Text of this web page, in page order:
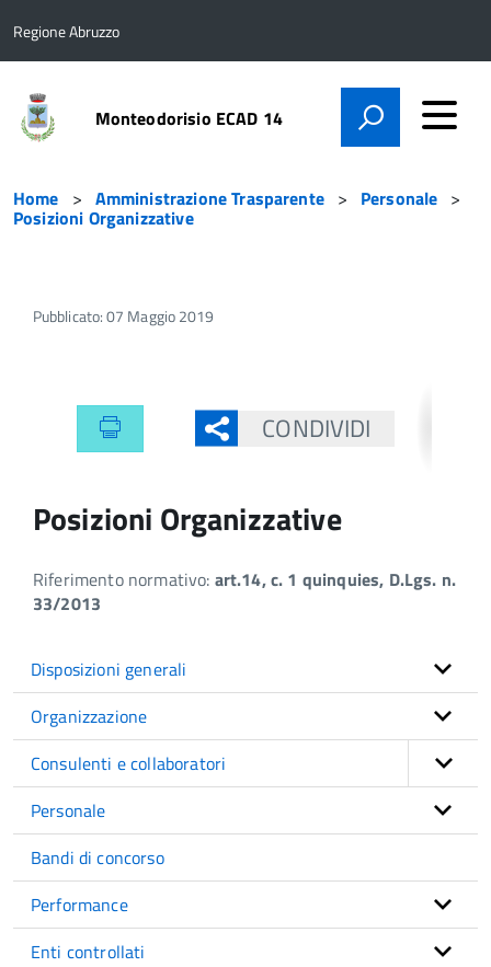
Regione Abruzzo
Monteodorisio ECAD 14
Home Amministrazione Trasparente Personale
Posizioni Organizzative
Pubblicato: 07 Maggio 2019
CONDIVIDI
Posizioni Organizzative
Riferimento normativo: art.14, c. 1 quinquies, D.Lgs. n.
33/2013
Disposizioni generali
Organizzazione
Consulenti e collaboratori
Personale
Bandi di concorso
Performance
Enti controllati